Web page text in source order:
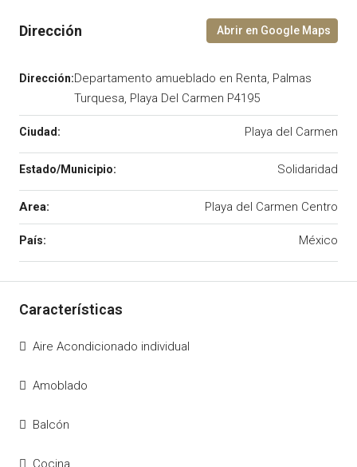
Departamento amueblado en Renta, Palmas
Turquesa, Playa Del Carmen P4195
Playa del Carmen
Solidaridad
Area: Playa del Carmen Centro
México
Aire Acondicionado individual
Amoblado
Balcón
Cocina